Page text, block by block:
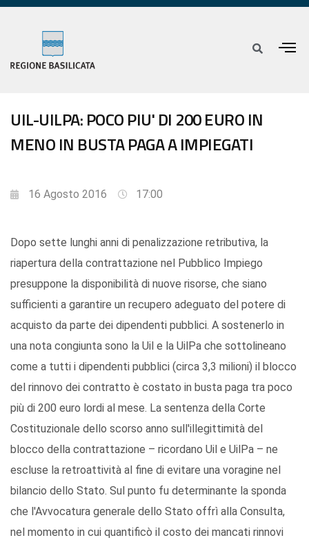
UIL-UILPA: POCO PIU' DI 200 EURO IN
MENO IN BUSTA PAGA A IMPIEGATI
16 Agosto 2016 17:00
Dopo sette lunghi anni di penalizzazione retributiva, la
riapertura della contrattazione nel Pubblico Impiego
presuppone la disponibilità di nuove risorse, che siano
sufficienti a garantire un recupero adeguato del potere di
acquisto da parte dei dipendenti pubblici. A sostenerlo in
una nota congiunta sono la Uil e la UilPa che sottolineano
come a tutti i dipendenti pubblici (circa 3,3 milioni) il blocco
del rinnovo dei contratto è costato in busta paga tra poco
più di 200 euro lordi al mese. La sentenza della Corte
Costituzionale dello scorso anno sull'illegittimità del
blocco della contrattazione – ricordano Uil e UilPa – ne
escluse la retroattività al fine di evitare una voragine nel
bilancio dello Stato. Sul punto fu determinante la sponda
che l'Avvocatura generale dello Stato offrì alla Consulta,
nel momento in cui quantificò il costo dei mancati rinnovi